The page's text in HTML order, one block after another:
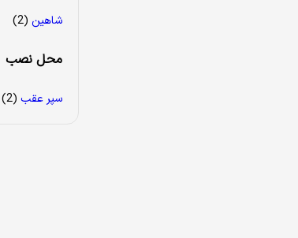
شاهین (2)
محل نصب
سپر عقب (2)